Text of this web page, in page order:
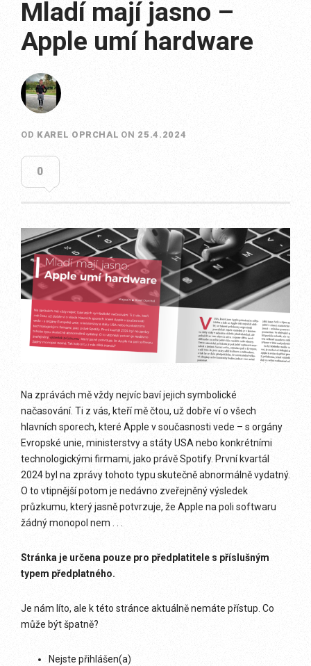
Mladí mají jasno –
Apple umí hardware
OD KAREL OPRCHAL ON 25.4.2024
0
Na zprávách mě vždy nejvíc baví jejich symbolické
načasování. Ti z vás, kteří mě čtou, už dobře ví o všech
hlavních sporech, které Apple v současnosti vede – s orgány
Evropské unie, ministerstvy a státy USA nebo konkrétními
technologickými firmami, jako právě Spotify. První kvartál
2024 byl na zprávy tohoto typu skutečně abnormálně vydatný.
O to vtipnější potom je nedávno zveřejněný výsledek
průzkumu, který jasně potvrzuje, že Apple na poli softwaru
žádný monopol nem . . .
Stránka je určena pouze pro předplatitele s příslušným
typem předplatného.
Je nám líto, ale k této stránce aktuálně nemáte přístup. Co
může být špatně?
Nejste přihlášen(a)